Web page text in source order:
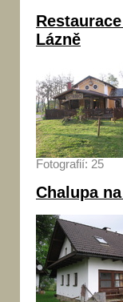
Lázně
Fotografií: 25
Chalupa